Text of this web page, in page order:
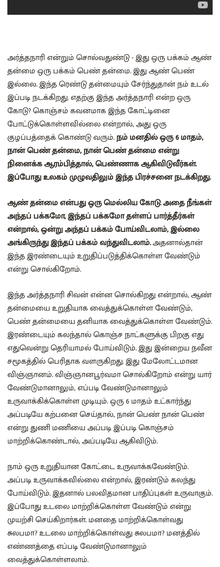
அர்த்தநாரி என்றும் சொல்வதுண்டு - இது ஒரு பக்கம் ஆண்
தன்மை ஒரு பக்கம் பெண் தன்மை. இது ஆண் பெண்
இல்லை. இந்த ரெண்டு தன்மையும் சேர்ந்துதான் நம் உடல்
இப்படி நடக்கிறது. எதற்கு இந்த அர்த்தநாரி என்ற ஒரு
கோடு? கொஞ்சம் கவனமாக இந்த கோட்டினை
போட்டுக்கொள்ளவில்லை என்றால், அது ஒரு
குழப்பத்தைக் கொண்டு வரும்.நம் மனதில் ஒரு 6 மாதம்,
நான் பெண் தன்மை, நான் பெண் தன்மை என்று
நினைக்க ஆரம்பித்தால், பெண்ணாக ஆகிவிடுவீர்கள்.
இப்போது உலகம் முழுவதிலும் இந்த பிரச்சனை நடக்கிறது.
ஆண் தன்மை என்பது ஒரு மெல்லிய கோடு. அதை நீங்கள்
அந்தப் பக்கமோ, இந்தப் பக்கமோ தள்ளப் பார்த்தீர்கள்
என்றால், ஒன்று அந்தப் பக்கம் போய்விடலாம், இல்லை
அங்கிருந்து இந்தப் பக்கம் வந்துவிடலாம்.அதனால்தான்
இந்த இரண்டையும் உறுதிப்படுத்திக்கொள்ள வேண்டும்
என்று சொல்கிறோம்.
இந்த அர்த்தநாரி சிவன் என்ன சொல்கிறது என்றால், ஆண்
தன்மையை உறுதியாக வைத்துக்கொள்ள வேண்டும்,
பெண் தன்மையை தனியாக வைத்துக்கொள்ள வேண்டும்.
இரண்டையும் கலந்தால் கொஞ்ச நாட்களுக்கு பிறகு எது
எதுவென்று தெரியாமல் போய்விடும். இது இன்றைய நவீன
சமூகத்தில் பெரிதாக வளருகிறது. இது மேலோட்டமான
விஞ்ஞானம். விஞ்ஞானபூர்வமா சொல்கிறோம் என்று யார்
வேண்டுமானாலும், எப்படி வேண்டுமானாலும்
உருவாக்கிக்கொள்ள முடியும். ஒரு 6 மாதம் உட்கார்ந்து
அப்படியே கற்பனை செய்தால், நான் பெண் நான் பெண்
என்று துணி மணியை அப்படி இப்படி கொஞ்சம்
மாற்றிக்கொண்டால், அப்படியே ஆகிவிடும்.
நாம் ஒரு உறுதியான கோட்டை உருவாக்கவேண்டும்.
அப்படி உருவாக்கவில்லை என்றால், இரண்டும் கலந்து
போய்விடும். இதனால் பலவிதமான பாதிப்புகள் உருவாகும்.
இப்போது உடலை மாற்றிக்கொள்ள வேண்டும் என்று
முயற்சி செய்கிறார்கள். மனதை மாற்றிக்கொள்வது
சுலபமா? உடலை மாற்றிக்கொள்வது சுலபமா? மனத்தில்
எண்ணத்தை எப்படி வேண்டுமானாலும்
வைத்துக்கொள்ளலாம்.